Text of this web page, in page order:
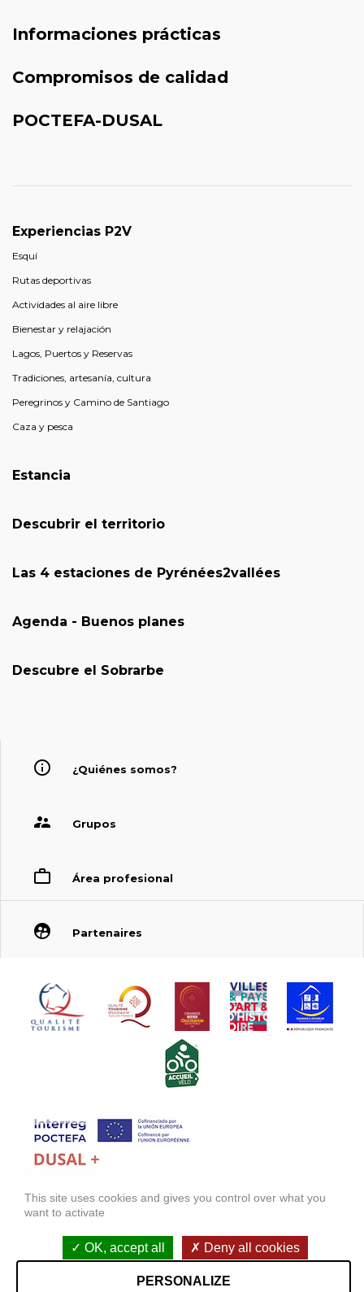
Informaciones prácticas
Compromisos de calidad
POCTEFA-DUSAL
Experiencias P2V
Esquí
Rutas deportivas
Actividades al aire libre
Bienestar y relajación
Lagos, Puertos y Reservas
Tradiciones, artesanía, cultura
Peregrinos y Camino de Santiago
Caza y pesca
Estancia
Descubrir el territorio
Las 4 estaciones de Pyrénées2vallées
Agenda - Buenos planes
Descubre el Sobrarbe
¿Quiénes somos?
Grupos
Área profesional
Partenaires
FONDS EUROPÉEN DE DÉVELOPPEMENT RÉGIONAL (FEDER)
Información legal
Accessibilité : non conforme
This site uses cookies and gives you control over what you
want to activate
OK, accept all Deny all cookies
PERSONALIZE